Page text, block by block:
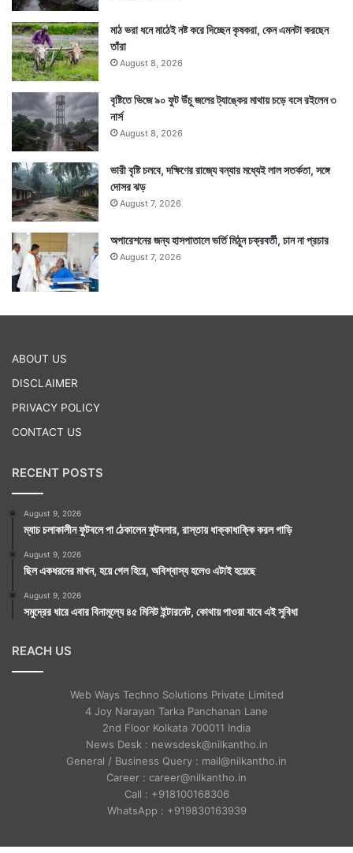
মাঠ ভরা ধনে মাঠেই নষ্ট করে দিচ্ছেন কৃষকরা, কেন এমনটা করছেন
তাঁরা
August 8, 2026
বৃষ্টিতে ভিজে ৯০ ফুট উঁচু জলের ট্যাঙ্কের মাথায় চড়ে বসে রইলেন ৩
নার্স
August 8, 2026
ভারী বৃষ্টি চলবে, দক্ষিণের রাজ্যে বন্যার মধ্যেই লাল সতর্কতা, সঙ্গে
দোসর ঝড়
August 7, 2026
অপারেশনের জন্য হাসপাতালে ভর্তি মিঠুন চক্রবর্তী, চান না প্রচার
August 7, 2026
ABOUT US
DISCLAIMER
PRIVACY POLICY
CONTACT US
RECENT POSTS
August 9, 2026
ম্যাচ চলাকালীন ফুটবলে পা ঠেকালেন ফুটবলার, রাস্তায় ধাক্কাধাক্কি করল গাড়ি
August 9, 2026
ছিল একধরনের মাখন, হয়ে গেল হিরে, অবিশ্বাস্য হলেও এটাই হয়েছে
August 9, 2026
সমুদ্রের ধারে এবার বিনামূল্যে ৪৫ মিনিট ইন্টারনেট, কোথায় পাওয়া যাবে এই সুবিধা
REACH US
Web Ways Techno Solutions Private Limited
4 Joy Narayan Tarka Panchanan Lane
2nd Floor Kolkata 700011 India
News Desk : newsdesk@nilkantho.in
General / Business Query : mail@nilkantho.in
Career : career@nilkantho.in
Call : +918100168306
WhatsApp : +919830163939